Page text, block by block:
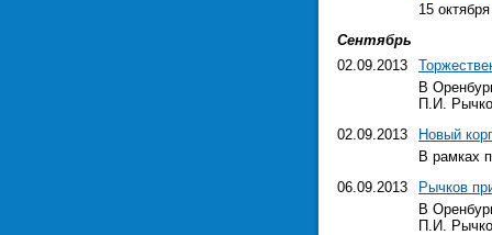
15
Сентябрь
02.09.2013
В
П.И.
02.09.2013
Новый
В рамках
06.09.2013
Рычков
В
П.И.